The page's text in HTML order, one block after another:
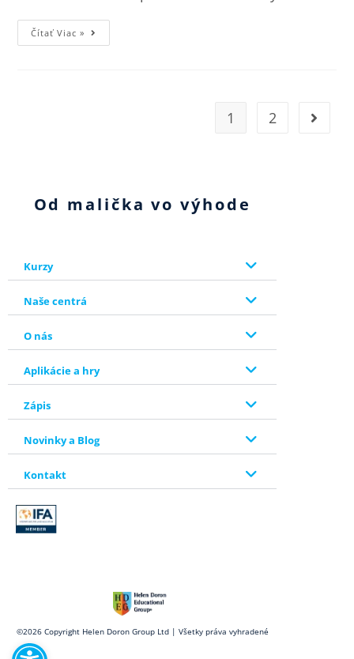
Open toolbar
Čítať Viac »
1 2
Od malička vo výhode
Kurzy
Naše centrá
O nás
Aplikácie a hry
Zápis
Novinky a Blog
Kontakt
©2026 Copyright Helen Doron Group Ltd | Všetky práva vyhradené